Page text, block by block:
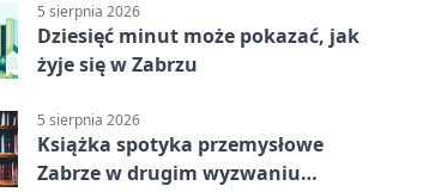
5 sierpnia 2026
Dziesięć minut może pokazać, jak
żyje się w Zabrzu
5 sierpnia 2026
Książka spotyka przemysłowe
Zabrze w drugim wyzwaniu